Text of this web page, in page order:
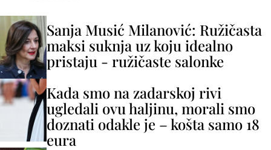
Sanja Musić Milanović: Ružičasta
maksi suknja uz koju idealno
pristaju - ružičaste salonke
Kada smo na zadarskoj rivi
ugledali ovu haljinu, morali smo
doznati odakle je – košta samo 18
eura